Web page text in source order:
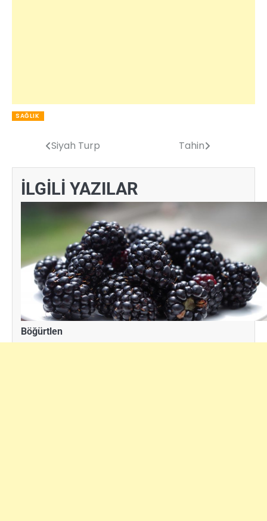
SAĞLIK
gezinmesi
Siyah Turp Tahin
İLGİLİ YAZILAR
Böğürtlen